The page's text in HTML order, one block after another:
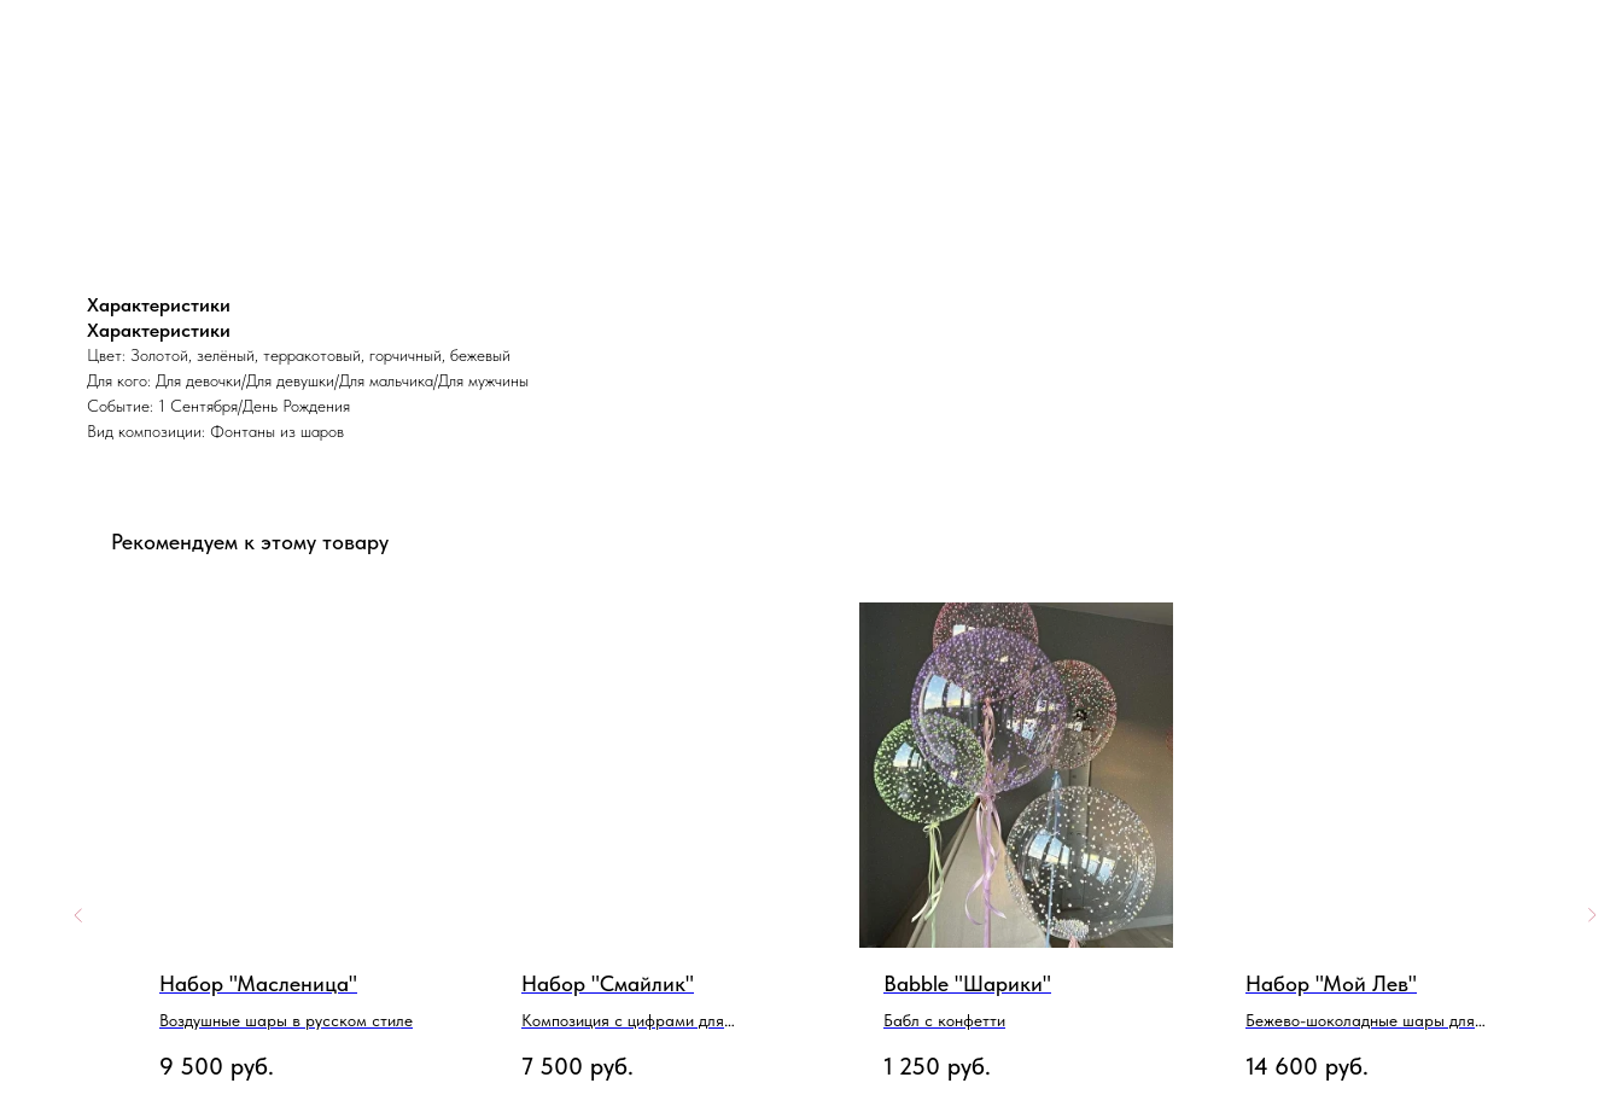
Характеристики
Характеристики
Цвет: Золотой, зелёный, терракотовый, горчичный, бежевый
Для кого: Для девочки/Для девушки/Для мальчика/Для мужчины
Событие: 1 Сентября/День Рождения
Вид композиции: Фонтаны из шаров
Рекомендуем к этому товару
Набор "Масленица"
Воздушные шары в русском стиле
9 500 руб.
Набор "Смайлик"
Композиция с цифрами для
7 500 руб.
Babble "Шарики"
Бабл с конфетти
1 250 руб.
Набор "Мой Лев"
Бежево-шоколадные шары для
14 600 руб.